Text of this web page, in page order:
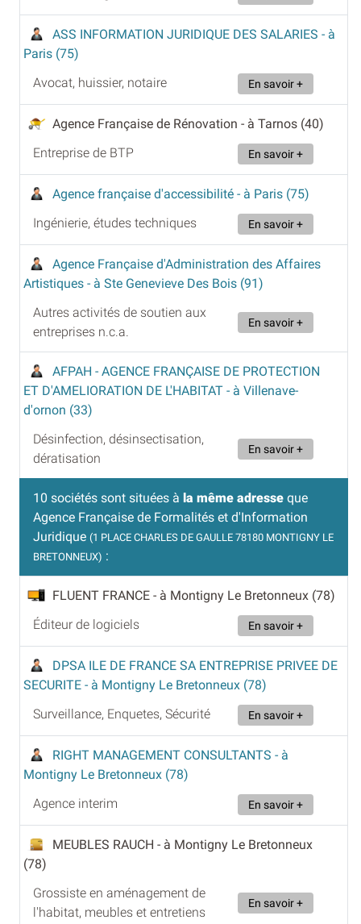
ASS INFORMATION JURIDIQUE DES SALARIES - à
Paris (75)
Avocat, huissier, notaire
En savoir +
Agence Française de Rénovation - à Tarnos (40)
Entreprise de BTP
En savoir +
Agence française d'accessibilité - à Paris (75)
Ingénierie, études techniques
En savoir +
Agence Française d'Administration des Affaires
Artistiques - à Ste Genevieve Des Bois (91)
Autres activités de soutien aux
entreprises n.c.a.
En savoir +
AFPAH - AGENCE FRANÇAISE DE PROTECTION
ET D'AMELIORATION DE L'HABITAT - à Villenave-
d'ornon (33)
Désinfection, désinsectisation,
dératisation
En savoir +
10 sociétés sont situées à la même adresse que
Agence Française de Formalités et d'Information
Juridique (1 PLACE CHARLES DE GAULLE 78180 MONTIGNY LE
BRETONNEUX) :
FLUENT FRANCE - à Montigny Le Bretonneux (78)
Éditeur de logiciels
En savoir +
DPSA ILE DE FRANCE SA ENTREPRISE PRIVEE DE
SECURITE - à Montigny Le Bretonneux (78)
Surveillance, Enquetes, Sécurité
En savoir +
RIGHT MANAGEMENT CONSULTANTS - à
Montigny Le Bretonneux (78)
Agence interim
En savoir +
MEUBLES RAUCH - à Montigny Le Bretonneux
(78)
Grossiste en aménagement de
l'habitat, meubles et entretiens
En savoir +